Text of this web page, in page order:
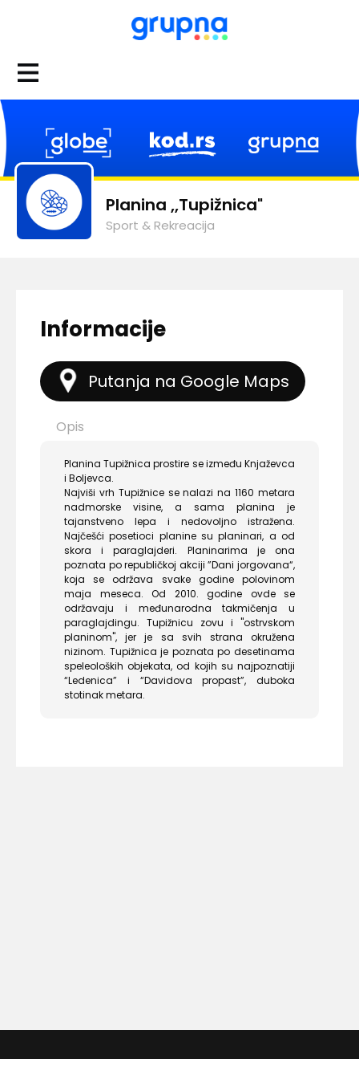
Planina ,,Tupižnica"
Sport & Rekreacija
Informacije
Putanja na Google Maps
Opis
Planina Tupižnica prostire se između Knjaževca
i Boljevca.
Najviši vrh Tupižnice se nalazi na 1160 metara
nadmorske visine, a sama planina je
tajanstveno lepa i nedovoljno istražena.
Najčešći posetioci planine su planinari, a od
skora i paraglajderi. Planinarima je ona
poznata po republičkoj akciji ”Dani jorgovana“,
koja se održava svake godine polovinom
maja meseca. Od 2010. godine ovde se
održavaju i međunarodna takmičenja u
paraglajdingu. Tupižnicu zovu i "ostrvskom
planinom", jer je sa svih strana okružena
nizinom. Tupižnica je poznata po desetinama
speleoloških objekata, od kojih su najpoznatiji
“Ledenica” i “Davidova propast”, duboka
stotinak metara.